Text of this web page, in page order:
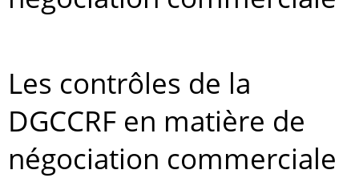
Les contrôles de la
DGCCRF en matière de
négociation commerciale